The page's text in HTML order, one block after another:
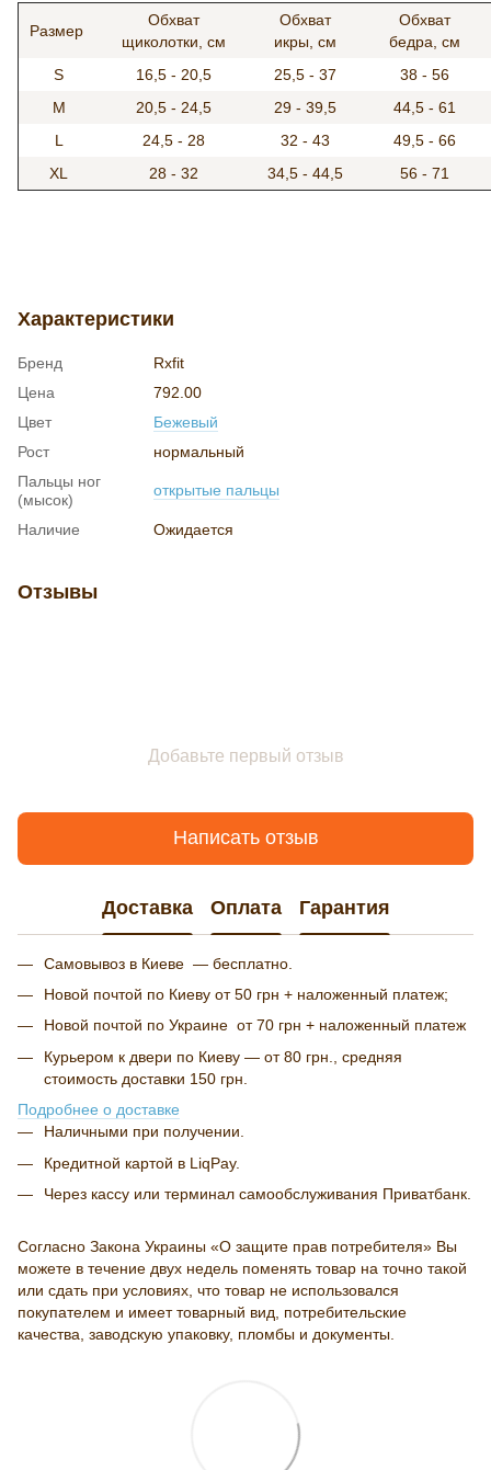
Размер
Обхват
щиколотки, см
Обхват
икры, см
Обхват
бедра, см
S
16,5 - 20,5 25,5 - 37
38 - 56
M
20,5 - 24,5 29 - 39,5
44,5 - 61
L
24,5 - 28 32 - 43
49,5 - 66
XL
28 - 32 34,5 - 44,5 56 - 71
Характеристики
Бренд
Rxfit
Цена
792.00
Цвет
Бежевый
Рост
нормальный
Пальцы ног
(мысок)
открытые пальцы
Наличие Ожидается
Отзывы
Добавьте первый отзыв
Написать отзыв
Доставка Оплата Гарантия
Самовывоз в Киеве — бесплатно.
Новой почтой по Киеву от 50 грн + наложенный платеж;
Новой почтой по Украине от 70 грн + наложенный платеж
Курьером к двери по Киеву — от 80 грн., средняя
стоимость доставки 150 грн.
Подробнее о доставке
Наличными при получении.
Кредитной картой в LiqPay.
Через кассу или терминал самообслуживания Приватбанк.
Согласно Закона Украины «О защите прав потребителя» Вы
можете в течение двух недель поменять товар на точно такой
или сдать при условиях, что товар не использовался
покупателем и имеет товарный вид, потребительские
качества, заводскую упаковку, пломбы и документы.